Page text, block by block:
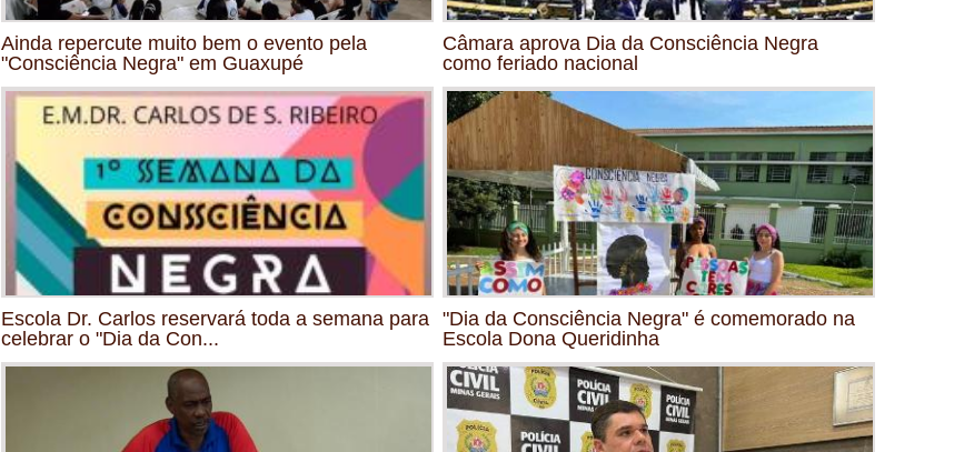
Ainda repercute muito bem o evento pela
"Consciência Negra" em Guaxupé
Câmara aprova Dia da Consciência Negra
como feriado nacional
Escola Dr. Carlos reservará toda a semana para
celebrar o "Dia da Con...
"Dia da Consciência Negra" é comemorado na
Escola Dona Queridinha